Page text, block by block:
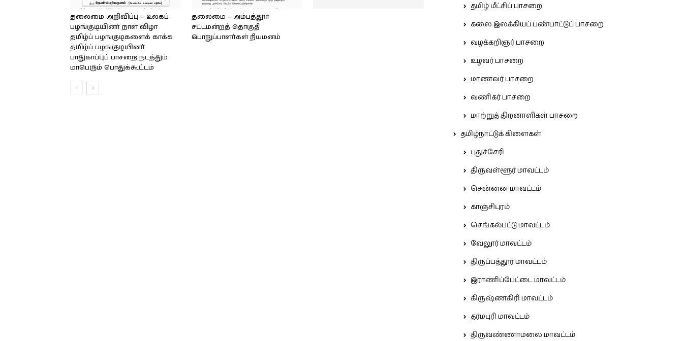
தலைமை அறிவிப்பு – உலகப்
பழங்குடியினர் நாள் விழா
தமிழ்ப் பழங்குடிகளைக் காக்க
தமிழ்ப் பழங்குடியினர்
பாதுகாப்புப் பாசறை நடத்தும்
மாபெரும் பொதுக்கூட்டம்
தலைமை – அம்பத்தூர்
சட்டமன்றத் தொகுதி
பொறுப்பாளர்கள் நியமனம்
தமிழ் மீட்சிப் பாசறை
கலை இலக்கியப் பண்பாட்டுப் பாசறை
வழக்கறிஞர் பாசறை
உழவர் பாசறை
மாணவர் பாசறை
வணிகர் பாசறை
மாற்றுத் திறனாளிகள் பாசறை
தமிழ்நாட்டுக் கிளைகள்
புதுச்சேரி
திருவள்ளூர் மாவட்டம்
சென்னை மாவட்டம்
காஞ்சிபுரம்
செங்கல்பட்டு மாவட்டம்
வேலூர் மாவட்டம்
திருப்பத்தூர் மாவட்டம்
இராணிப்பேட்டை மாவட்டம்
கிருஷ்ணகிரி மாவட்டம்
தர்மபுரி மாவட்டம்
திருவண்ணாமலை மாவட்டம்